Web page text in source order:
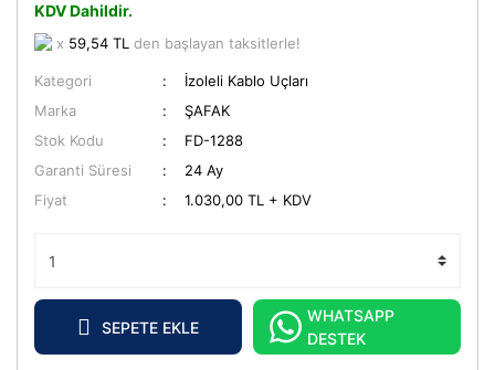
KDV Dahildir.
x 59,54 TL den başlayan taksitlerle!
Kategori
İzoleli Kablo Uçları
Marka
ŞAFAK
Stok Kodu
FD-1288
Garanti Süresi
24 Ay
Fiyat
1.030,00 TL + KDV
SEPETE EKLE
WHATSAPP
DESTEK